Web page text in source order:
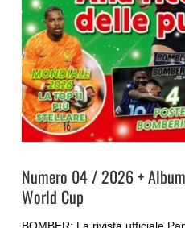
Numero 04 / 2026 +
World Cup
BOMBER: La rivista ufficiale